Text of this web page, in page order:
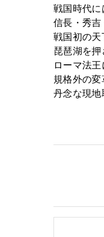
戦国時代
信長・秀
戦国初の天
琵琶湖を押
ローマ法
規格外の変
丹念な現